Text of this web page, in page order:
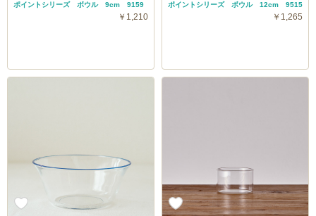
ポイントシリーズ ボウル 9cm 9159
￥1,210
ポイントシリーズ ボウル 12cm 9515
￥1,265